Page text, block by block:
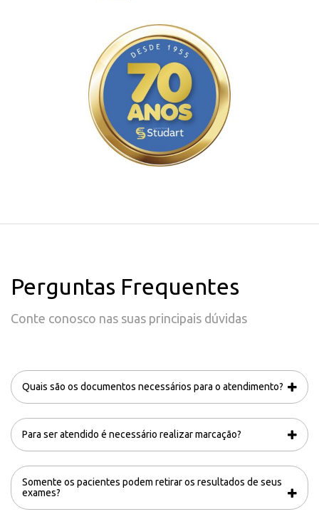
Perguntas Frequentes
Conte conosco nas suas principais dúvidas
Quais são os documentos necessários para o atendimento?
Para ser atendido é necessário realizar marcação?
Somente os pacientes podem retirar os resultados de seus
exames?